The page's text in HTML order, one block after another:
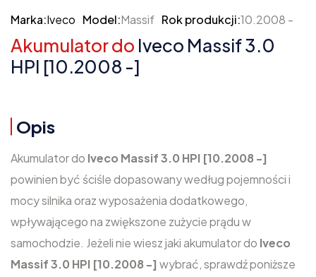
Marka:Iveco Model:Massif Rok produkcji:10.2008 -
Akumulator do Iveco Massif 3.0
HPI [10.2008 -]
Opis
Akumulator do Iveco Massif 3.0 HPI [10.2008 -]
powinien być ściśle dopasowany według pojemności i
mocy silnika oraz wyposażenia dodatkowego,
wpływającego na zwiększone zużycie prądu w
samochodzie. Jeżeli nie wiesz jaki akumulator do Iveco
Massif 3.0 HPI [10.2008 -] wybrać, sprawdź poniższe